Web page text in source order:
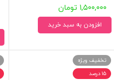
۱,۵۰۰,۰۰۰ تومان
افزودن به سبد خرید
تخفیف ویژه
۱۵ درصد